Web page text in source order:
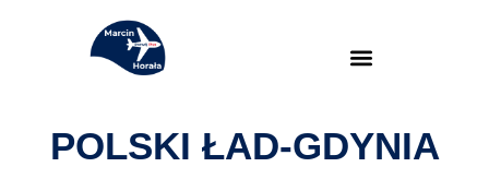
POLSKI ŁAD-GDYNIA